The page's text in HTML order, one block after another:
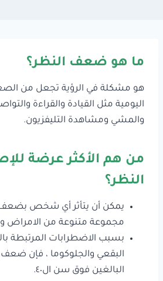
ما هو ضعف النظر؟
هو مشكلة في الرؤية تجعل من
اليومية مثل القيادة والقراءة
والمشي ومشاهدة التليفزيون.
من هم الأكثر عرضة
النظر؟
يمكن أن يتأثر أي شخص بضعف
مجموعة متنوعة من الامراض
بسبب الاضطرابات المرتبطة
البقعي والجلوكوما ، فإن ضعف
البالغين فوق سن ال٤٠.